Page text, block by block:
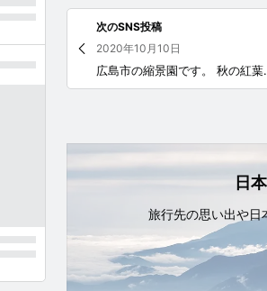
次のSNS投稿
2020年10月10日
広島市の縮景園で
日
旅行先の思い出や日